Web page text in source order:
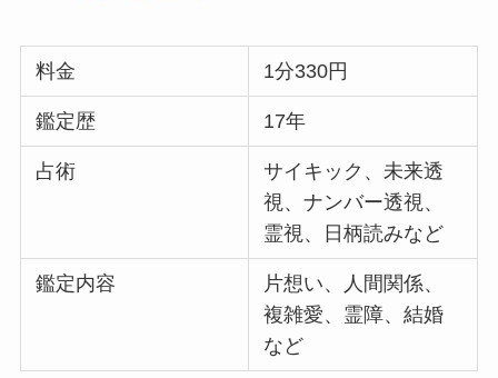
料金 1分330円
鑑定歴 17年
占術
サイキック、未来透
視、ナンバー透視、
霊視、日柄読みなど
鑑定内容
片想い、人間関係、
複雑愛、霊障、結婚
など